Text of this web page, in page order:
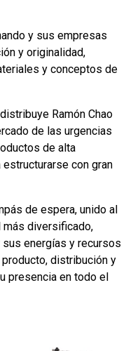
y sus empresas
y originalidad,
y conceptos de
Ramón Chao
de las urgencias
de alta
con gran
de espera, unido al
más diversificado,
energías y recursos
distribución y
presencia en todo el